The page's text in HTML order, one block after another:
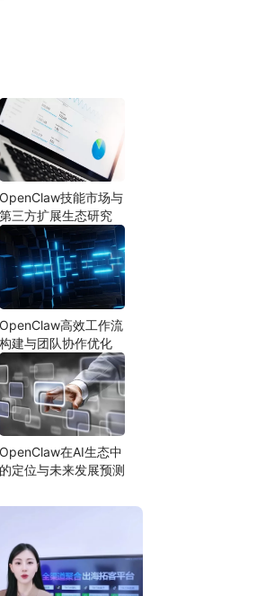
OpenClaw技能市场与
第三方扩展生态研究
OpenClaw高效工作流
构建与团队协作优化
OpenClaw在AI生态中
的定位与未来发展预测